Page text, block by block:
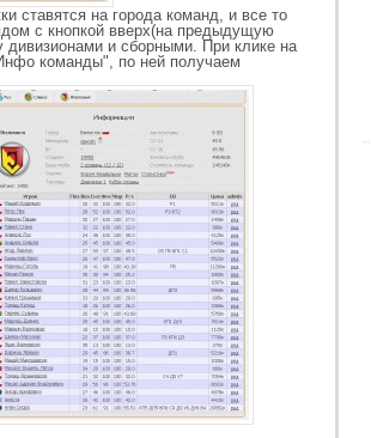
ставятся на города команд, и все то
с кнопкой вверх(на предыдущую
дивизионами и сборными. При клике на
команды", по ней получаем